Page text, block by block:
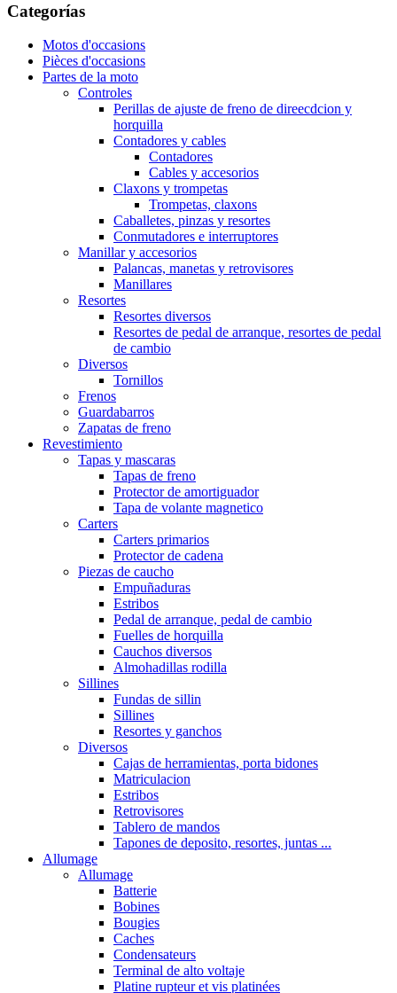
Categorías
Motos d'occasions
Pièces d'occasions
Partes de la moto
Controles
Perillas de ajuste de freno de direecdcion y
horquilla
Contadores y cables
Contadores
Cables y accesorios
Claxons y trompetas
Trompetas, claxons
Caballetes, pinzas y resortes
Conmutadores e interruptores
Manillar y accesorios
Palancas, manetas y retrovisores
Manillares
Resortes
Resortes diversos
Resortes de pedal de arranque, resortes de pedal
de cambio
Diversos
Tornillos
Frenos
Guardabarros
Zapatas de freno
Revestimiento
Tapas y mascaras
Tapas de freno
Protector de amortiguador
Tapa de volante magnetico
Carters
Carters primarios
Protector de cadena
Piezas de caucho
Empuñaduras
Estribos
Pedal de arranque, pedal de cambio
Fuelles de horquilla
Cauchos diversos
Almohadillas rodilla
Sillines
Fundas de sillin
Sillines
Resortes y ganchos
Diversos
Cajas de herramientas, porta bidones
Matriculacion
Estribos
Retrovisores
Tablero de mandos
Tapones de deposito, resortes, juntas ...
Allumage
Allumage
Batterie
Bobines
Bougies
Caches
Condensateurs
Terminal de alto voltaje
Platine rupteur et vis platinées